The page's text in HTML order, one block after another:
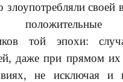
злоупотребляли своей
той эпохи:
даже при прямом их
не исключая